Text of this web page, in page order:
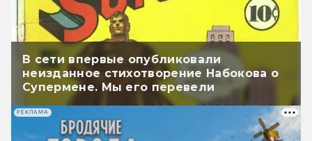
В сети впервые опубликовали
неизданное стихотворение Набокова о
Супермене. Мы его перевели
РЕКЛАМА